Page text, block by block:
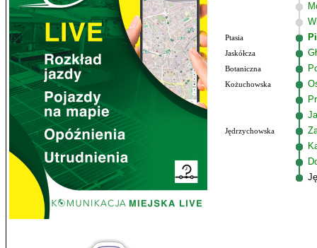
Ptasia
Jaskółcza
Botaniczna
Kożuchowska
Jędrzychowska